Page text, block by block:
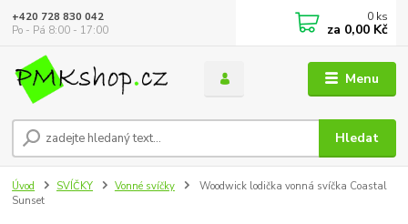
Menu
Hledat
+420 728 830 042
Po - Pá 8:00 - 17:00
0 ks
za 0,00 Kč
Úvod SVÍČKY Vonné svíčky
Woodwick lodička vonná svíčka Coastal
Sunset